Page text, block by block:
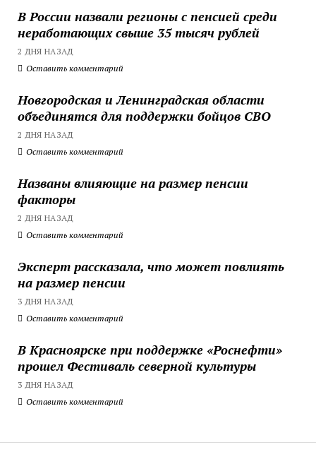
В России назвали регионы с пенсией среди
неработающих свыше 35 тысяч рублей
2 ДНЯ НАЗАД
Оставить комментарий
Новгородская и Ленинградская области
объединятся для поддержки бойцов СВО
2 ДНЯ НАЗАД
Оставить комментарий
Названы влияющие на размер пенсии
факторы
2 ДНЯ НАЗАД
Оставить комментарий
Эксперт рассказала, что может повлиять
на размер пенсии
3 ДНЯ НАЗАД
Оставить комментарий
В Красноярске при поддержке «Роснефти»
прошел Фестиваль северной культуры
3 ДНЯ НАЗАД
Оставить комментарий